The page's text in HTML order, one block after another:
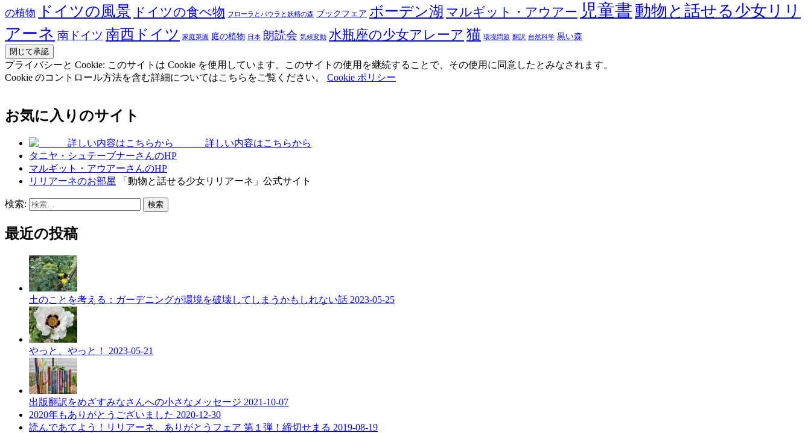
の植物
ドイツの風景 ドイツの食べ物 フローラとパウラと妖精の森 ブックフェア ボーデン湖 マルギット・アウアー 児童書 動物と話せる少女リリ
アーネ 南ドイツ 南西ドイツ 家庭菜園 庭の植物 日本 朗読会 気候変動 水瓶座の少女アレーア 猫 環境問題 翻訳 自然科学 黒い森
プライバシーと Cookie: このサイトは Cookie を使用しています。このサイトの使用を継続することで、その使用に同意したとみなされます。
Cookie のコントロール方法を含む詳細についてはこちらをご覧ください。 Cookie ポリシー
お気に入りのサイト
詳しい内容はこちらから
タニヤ・シュテーブナーさんのHP
マルギット・アウアーさんのHP
リリアーネのお部屋 「動物と話せる少女リリアーネ」公式サイト
検索:
最近の投稿
土のことを考える：ガーデニングが環境を破壊してしまうかもしれない話 2023-05-25
やっと、やっと！ 2023-05-21
出版翻訳をめざすみなさんへの小さなメッセージ 2021-10-07
2020年もありがとうございました 2020-12-30
読んであてよう！リリアーネ、ありがとうフェア 第１弾！締切せまる 2019-08-19